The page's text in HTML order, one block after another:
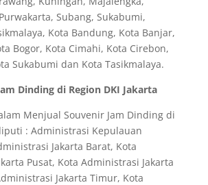
Subang, Sukabumi,
Kota Bandung, Kota Banjar,
Bogor, Kota Cimahi, Kota Cirebon,
Sukabumi dan Kota Tasikmalaya.
Dinding di Region DKI Jakarta
Menjual Souvenir Jam Dinding di
: Administrasi Kepulauan
Jakarta Barat, Kota
Pusat, Kota Administrasi Jakarta
Jakarta Timur, Kota